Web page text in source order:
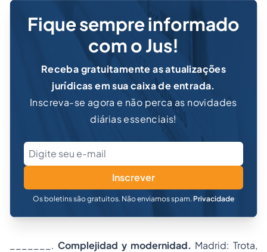
Fique sempre informado
com o Jus!
Receba gratuitamente as atualizações
jurídicas em sua caixa de entrada.
Inscreva-se agora e não perca as novidades
diárias essenciais!
Inscrever
Os boletins são gratuitos. Não enviamos spam. Privacidade
_______. Complejidad y modernidad. Madrid: Trota,